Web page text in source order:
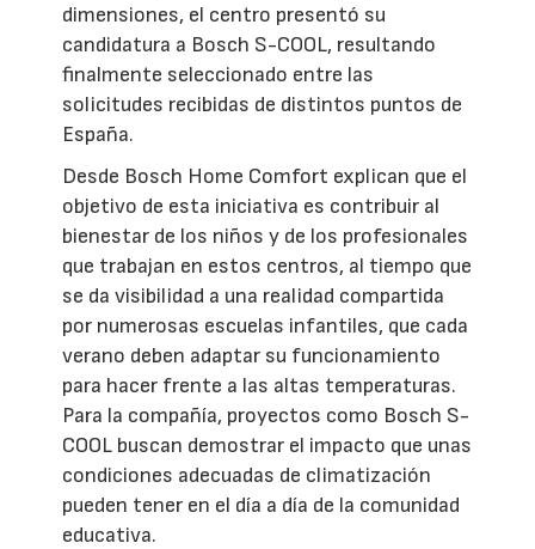
dimensiones, el centro presentó su
candidatura a Bosch S-COOL, resultando
finalmente seleccionado entre las
solicitudes recibidas de distintos puntos de
España.
Desde Bosch Home Comfort explican que el
objetivo de esta iniciativa es contribuir al
bienestar de los niños y de los profesionales
que trabajan en estos centros, al tiempo que
se da visibilidad a una realidad compartida
por numerosas escuelas infantiles, que cada
verano deben adaptar su funcionamiento
para hacer frente a las altas temperaturas.
Para la compañía, proyectos como Bosch S-
COOL buscan demostrar el impacto que unas
condiciones adecuadas de climatización
pueden tener en el día a día de la comunidad
educativa.